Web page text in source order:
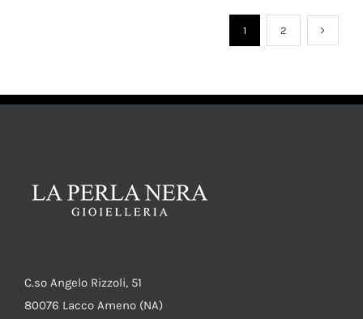
1 2
C.so Angelo Rizzoli, 51
80076 Lacco Ameno (NA)